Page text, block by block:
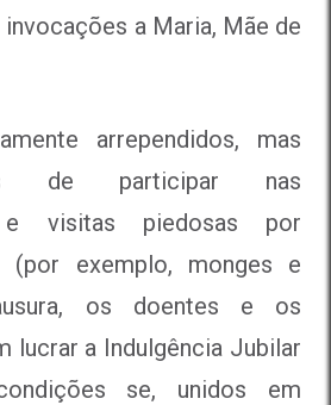
a Maria, Mãe de
arrependidos, mas
de participar nas
e visitas piedosas por
(por exemplo, monges e
os doentes e os
lucrar a Indulgência Jubilar
se, unidos em